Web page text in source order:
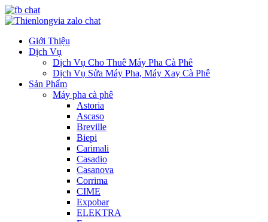
Giới Thiệu
Dịch Vụ
Dịch Vụ Cho Thuê Máy Pha Cà Phê
Dịch Vụ Sửa Máy Pha, Máy Xay Cà Phê
Sản Phẩm
Máy pha cà phê
Astoria
Ascaso
Breville
Biepi
Carimali
Casadio
Casanova
Corrima
CIME
Expobar
ELEKTRA